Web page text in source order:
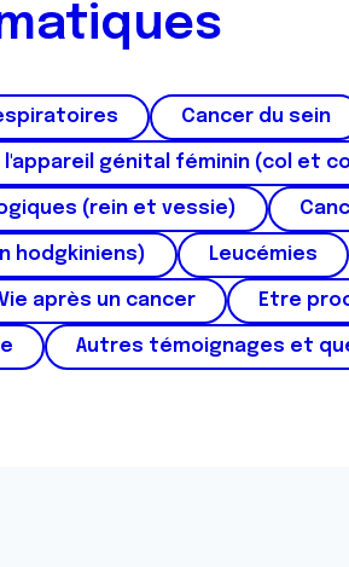
Cancer du sein
l'appareil génital féminin (col et
(rein et vessie)
hodgkiniens) Leucémies
après un cancer Etre
Autres témoignages et